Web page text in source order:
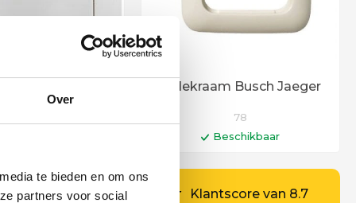
Over
te bieden en om ons
partners voor social
dimknop
- 12 werkdagen
Afdekraam Busch Jaeger
78
Beschikbaar
Levertijd 6 - 12 werkdagen
op maat Klantscore van 8.7